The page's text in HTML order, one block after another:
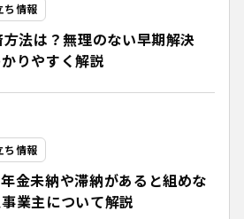
ち情報
法は？無理のない早期解決
りやすく解説
ち情報
金未納や滞納があると組めな
業主について解説